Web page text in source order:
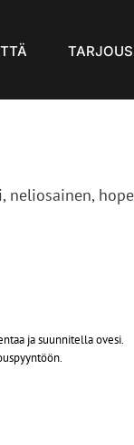
ja suunnitella ovesi.